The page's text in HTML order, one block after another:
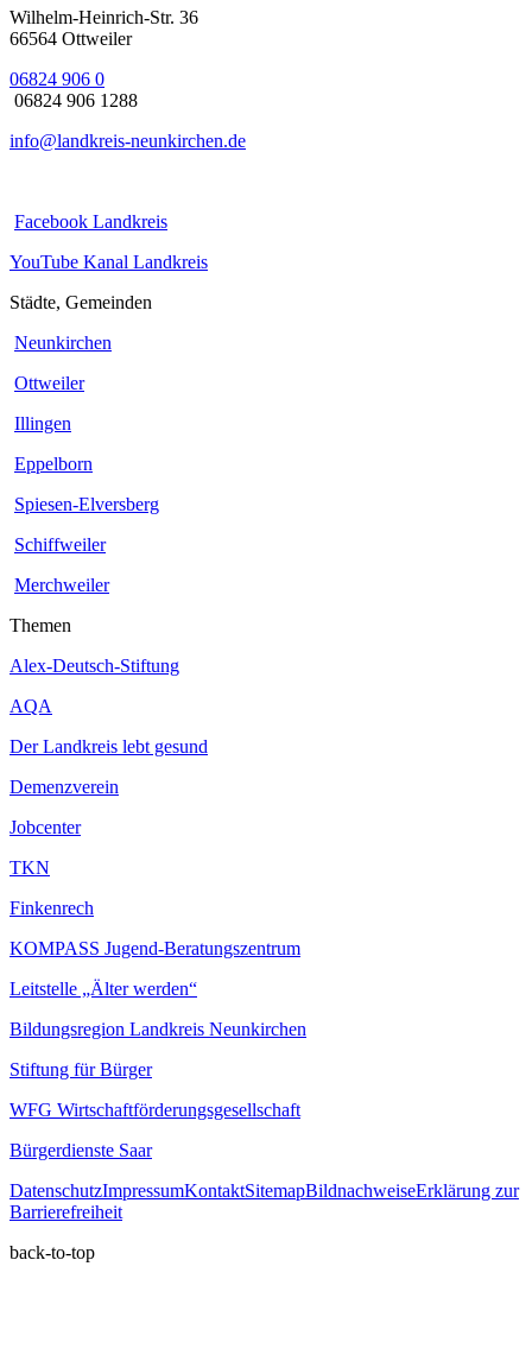
Wilhelm-Heinrich-Str. 36
66564 Ottweiler
06824 906 0
06824 906 1288
info@landkreis-neunkirchen.de
Facebook Landkreis
YouTube Kanal Landkreis
Städte, Gemeinden
Neunkirchen
Ottweiler
Illingen
Eppelborn
Spiesen-Elversberg
Schiffweiler
Merchweiler
Themen
Alex-Deutsch-Stiftung
AQA
Der Landkreis lebt gesund
Demenzverein
Jobcenter
TKN
Finkenrech
KOMPASS Jugend-Beratungszentrum
Leitstelle „Älter werden“
Bildungsregion Landkreis Neunkirchen
Stiftung für Bürger
WFG Wirtschaftförderungsgesellschaft
Bürgerdienste Saar
DatenschutzImpressumKontaktSitemapBildnachweiseErklärung zur
Barrierefreiheit
back-to-top